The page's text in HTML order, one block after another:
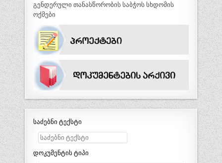
გენდერული თანასწორობის საბჭოს სხდომის
ოქმები
საძებნი ტექსტი
დოკუმენტის ტიპი